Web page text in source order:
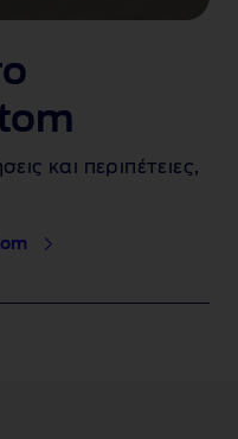
και περιπέτειες,